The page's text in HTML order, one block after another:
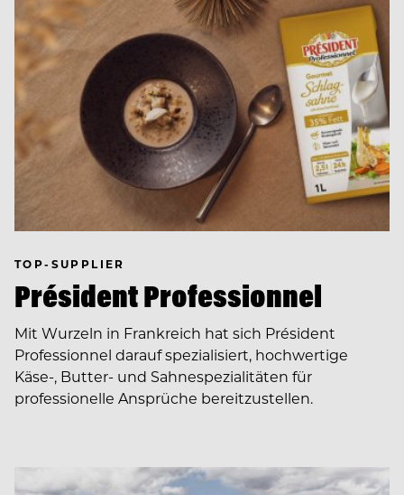
TOP-SUPPLIER
Président Professionnel
Mit Wurzeln in Frankreich hat sich Président
Professionnel darauf spezialisiert, hochwertige
Käse-, Butter- und Sahnespezialitäten für
professionelle Ansprüche bereitzustellen.